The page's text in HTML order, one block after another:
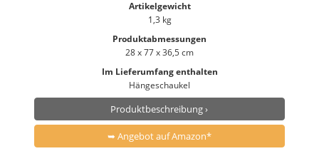
Artikelgewicht
1,3 kg
Produktabmessungen
28 x 77 x 36,5 cm
Im Lieferumfang enthalten
Hängeschaukel
Produktbeschreibung ›
➥ Angebot auf Amazon*